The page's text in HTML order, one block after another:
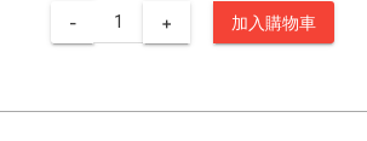
- + 加入購物車